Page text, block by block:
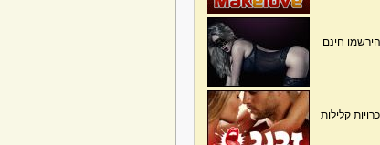
חינם
קלילות